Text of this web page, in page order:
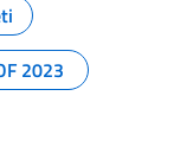
2023